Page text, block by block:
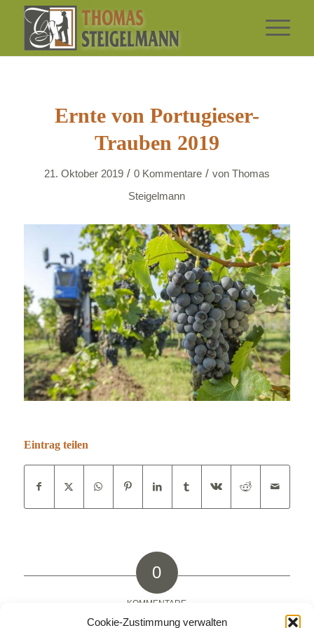
Cookie-Zustimmung verwalten
Ernte von Portugieser-
Trauben 2019
21. Oktober 2019 / 0 Kommentare / von Thomas
Steigelmann
Eintrag teilen
0
KOMMENTARE